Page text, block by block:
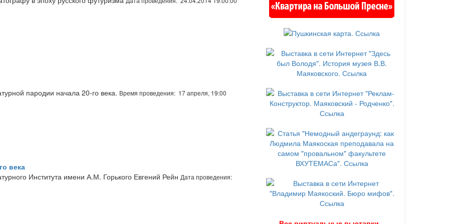
пародии начала 20-го века. Время проведения: 17 апреля, 19:00
века
Института имени А.М. Горького Евгений Рейн Дата проведения: